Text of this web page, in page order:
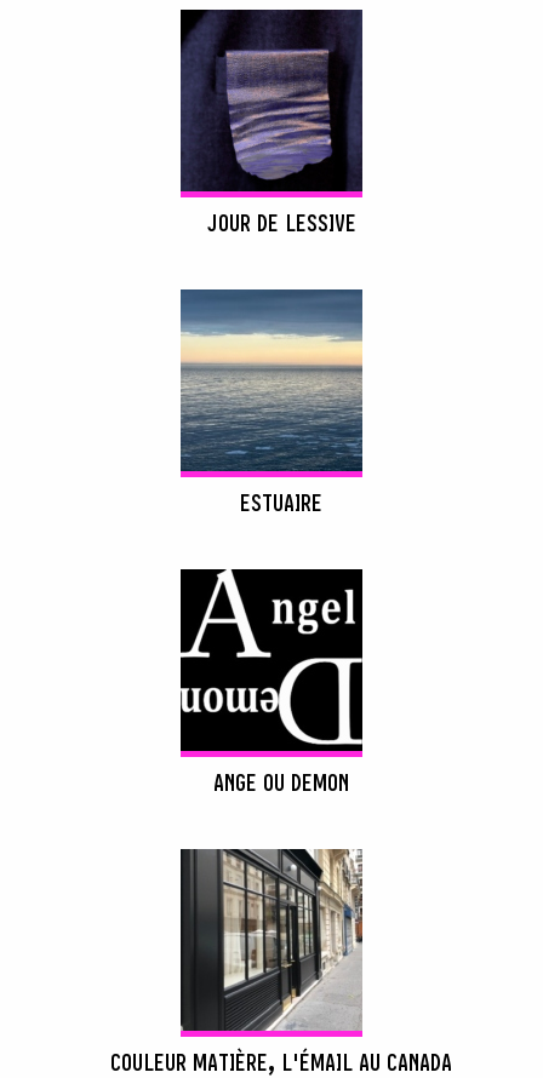
JOUR DE LESSIVE
ESTUAIRE
ANGE OU DEMON
COULEUR MATIÈRE, L'ÉMAIL AU CANADA